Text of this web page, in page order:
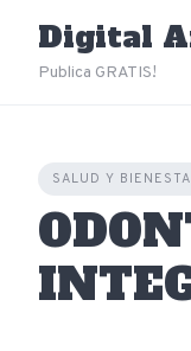
content
Digital
Publica GRATIS!
SALUD Y